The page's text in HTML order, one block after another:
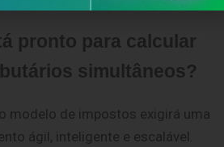
pronto para calcular
simultâneos?
modelo de impostos exigirá uma
ágil, inteligente e escalável.